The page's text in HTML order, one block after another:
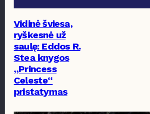
Vidinė šviesa,
ryškesnė už
saulę: Eddos R.
Stea knygos
„Princess
Celeste“
pristatymas